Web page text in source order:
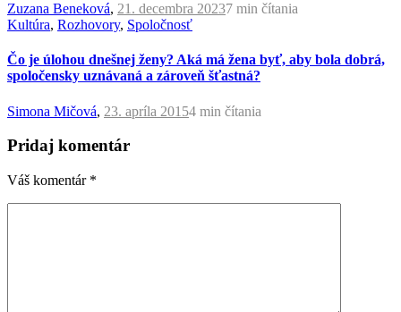
Zuzana Beneková, 21. decembra 20237 min čítania
Kultúra, Rozhovory, Spoločnosť
Čo je úlohou dnešnej ženy? Aká má žena byť, aby bola dobrá,
spoločensky uznávaná a zároveň šťastná?
Simona Mičová, 23. apríla 20154 min čítania
Pridaj komentár
Váš komentár *